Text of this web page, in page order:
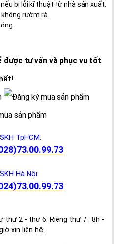
bị lỗi kĩ thuật từ nhà sản xuất.
rườm rà.
được tư vấn và phục vụ tốt
TpHCM:
Hà Nội:
thứ 2 - thứ 6. Riêng thứ 7 : 8h -
xin liên hệ: